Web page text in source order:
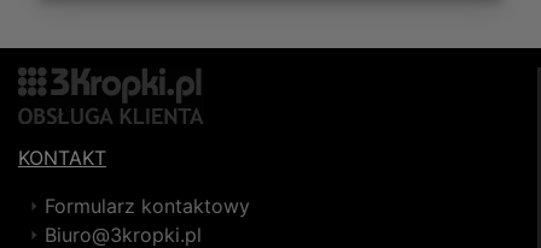
KONTAKT
Formularz kontaktowy
Biuro@3kropki.pl